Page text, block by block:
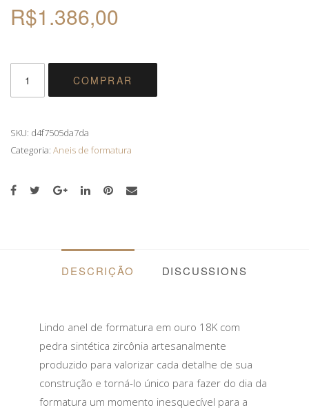
R$1.386,00
FORMATURA
OURO
COM
SINTÉTICA
COMPRAR
SKU: d4f7505da7da
Categoria: Aneis de formatura
DESCRIÇÃO DISCUSSIONS
Lindo anel de formatura em ouro 18K com
pedra sintética zircônia artesanalmente
produzido para valorizar cada detalhe de sua
construção e torná-lo único para fazer do dia da
formatura um momento inesquecível para a